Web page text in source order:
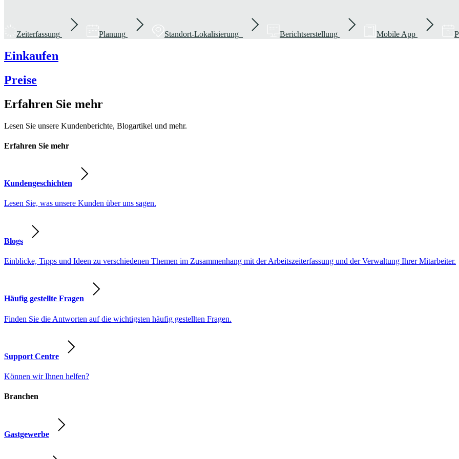
Zeiterfassung Planung Standort-Lokalisierung Berichtserstellung Mobile App
Einkaufen
Preise
Erfahren Sie mehr
Lesen Sie unsere Kundenberichte, Blogartikel und mehr.
Erfahren Sie mehr
Kundengeschichten
Lesen Sie, was unsere Kunden über uns sagen.
Blogs
Einblicke, Tipps und Ideen zu verschiedenen Themen im Zusammenhang mit der Arbeitszeiterfassung und der Verwaltung Ihrer Mitarbeiter.
Häufig gestellte Fragen
Finden Sie die Antworten auf die wichtigsten häufig gestellten Fragen.
Support Centre
Können wir Ihnen helfen?
Branchen
Gastgewerbe